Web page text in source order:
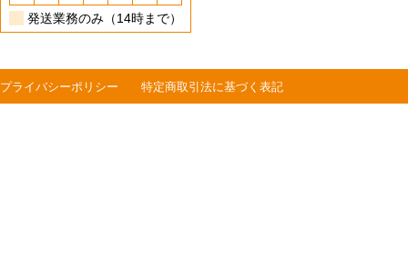
発送業務のみ（14時まで）
プライバシーポリシー 特定商取引法に基づく表記